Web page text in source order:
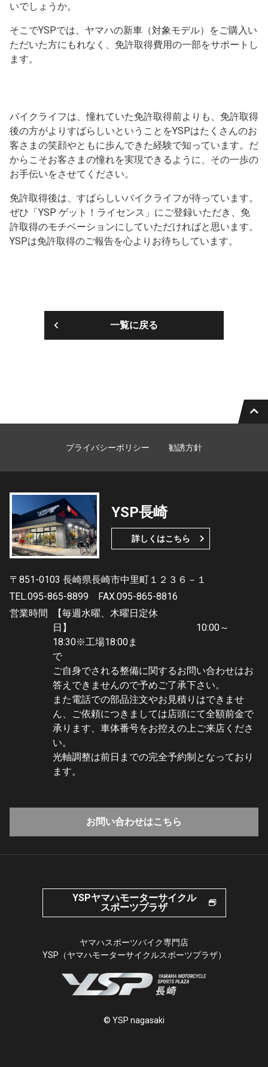
いでしょうか。
そこでYSPでは、ヤマハの新車（対象モデル）をご購入い
ただいた方にもれなく、免許取得費用の一部をサポートし
ます。
バイクライフは、憧れていた免許取得前よりも、免許取得
後の方がよりすばらしいということをYSPはたくさんのお
客さまの笑顔やともに歩んできた経験で知っています。だ
からこそお客さまの憧れを実現できるように、その一歩の
お手伝いをさせてください。
免許取得後は、すばらしいバイクライフが待っています。
ぜひ「YSP ゲット！ライセンス」にご登録いただき、免
許取得のモチベーションにしていただければと思います。
YSPは免許取得のご報告を心よりお待ちしています。
一覧に戻る
プライバシーポリシー 勧誘方針
YSP長崎
詳しくはこちら
〒851-0103 長崎県長崎市中里町１２３６－１
TEL.095-865-8899
FAX.095-865-8816
営業時間
【毎週水曜、木曜日定休
日】 10:00～
18:30※工場18:00ま
で
ご自身でされる整備に関するお問い合わせはお
答えできませんので予めご了承下さい。
また電話での部品注文やお見積りはできませ
ん、ご依頼につきましては店頭にて全額前金で
承ります、車体番号をお控えの上ご来店くださ
い。
光軸調整は前日までの完全予約制となっており
ます。
お問い合わせはこちら
YSPヤマハモーターサイクル
スポーツプラザ
ヤマハスポーツバイク専門店
YSP（ヤマハモーターサイクルスポーツプラザ）
© YSP nagasaki